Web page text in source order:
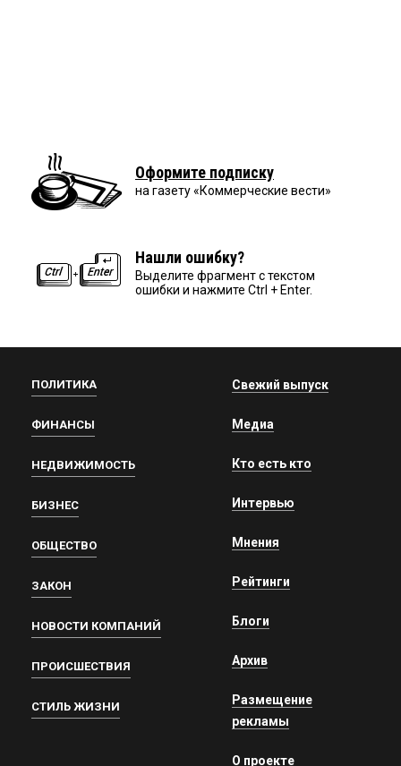
Оформите подписку
на газету «Коммерческие вести»
Нашли ошибку?
Выделите фрагмент с текстом
ошибки и нажмите Ctrl + Enter.
ПОЛИТИКА
ФИНАНСЫ
НЕДВИЖИМОСТЬ
БИЗНЕС
ОБЩЕСТВО
ЗАКОН
НОВОСТИ КОМПАНИЙ
ПРОИСШЕСТВИЯ
СТИЛЬ ЖИЗНИ
Свежий выпуск
Медиа
Кто есть кто
Интервью
Мнения
Рейтинги
Блоги
Архив
Размещение
рекламы
О проекте